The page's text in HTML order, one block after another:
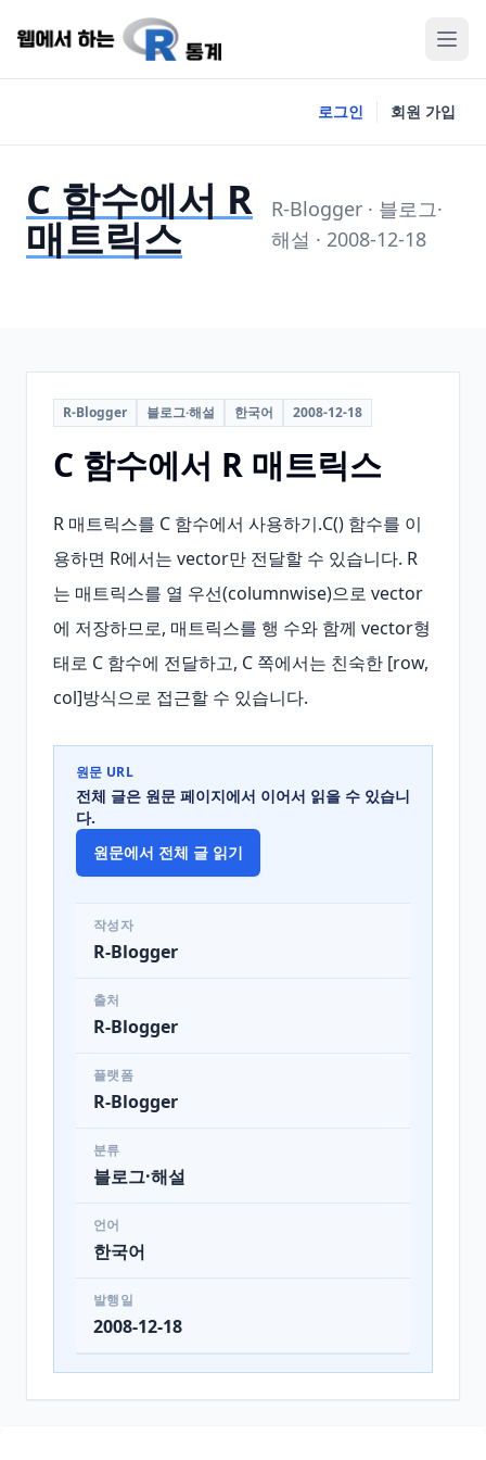
로그인 회원 가입
C 함수에서 R
매트릭스
R-Blogger · 블로그·
해설 · 2008-12-18
R-Blogger 블로그·해설 한국어 2008-12-18
C 함수에서 R 매트릭스
R 매트릭스를 C 함수에서 사용하기.C() 함수를 이
용하면 R에서는 vector만 전달할 수 있습니다. R
는 매트릭스를 열 우선(columnwise)으로 vector
에 저장하므로, 매트릭스를 행 수와 함께 vector형
태로 C 함수에 전달하고, C 쪽에서는 친숙한 [row,
col]방식으로 접근할 수 있습니다.
원문 URL
전체 글은 원문 페이지에서 이어서 읽을 수 있습니
다.
원문에서 전체 글 읽기
작성자
R-Blogger
출처
R-Blogger
플랫폼
R-Blogger
분류
블로그·해설
언어
한국어
발행일
2008-12-18